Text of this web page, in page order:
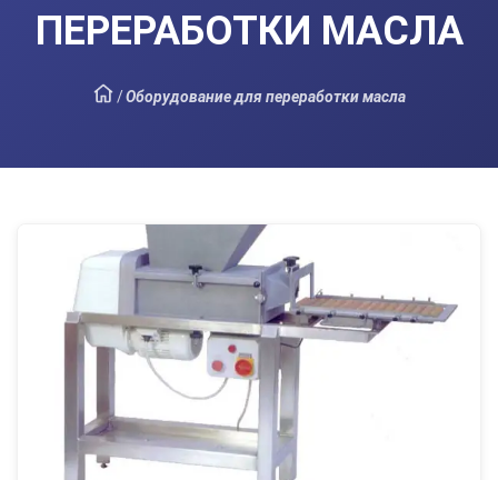
ПЕРЕРАБОТКИ МАСЛА
/Оборудование для переработки масла